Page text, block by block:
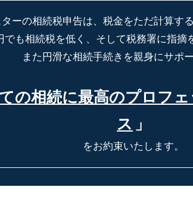
ーの相続税申告は、税金をただ計算す
でも相続税を低く、そして税務署に指摘
また円滑な相続手続きを親身にサポ
の相続に最高のプロフ
ス 」
をお約束いたします。